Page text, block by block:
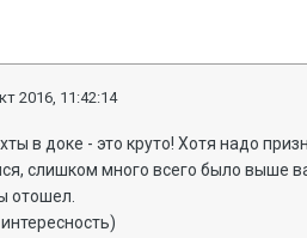
2016, 11:42:14
в доке - это круто! Хотя надо
слишком много всего было выше
отошел.